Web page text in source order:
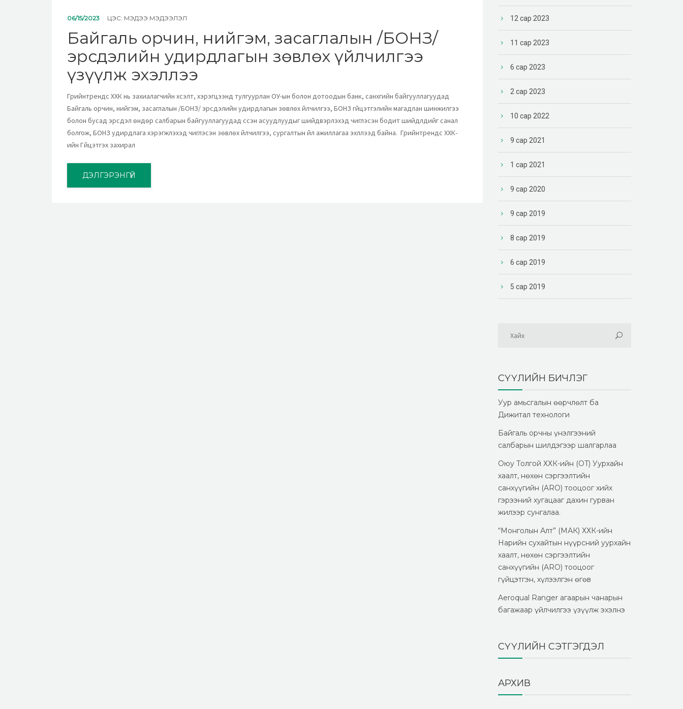
06/15/2023 ЦЭС: МЭДЭЭ МЭДЭЭЛЭЛ
Байгаль орчин, нийгэм, засаглалын /БОНЗ/
эрсдэлийн удирдлагын зөвлөх үйлчилгээ
үзүүлж эхэллээ
Грийнтрендс ХХК нь захиалагчийн хүсэлт, хэрэгцээнд тулгуурлан ОУ-ын болон дотоодын банк, санхүүгийн байгууллагуудад
Байгаль орчин, нийгэм, засаглалын /БОНЗ/ эрсдэлийн удирдлагын зөвлөх үйлчилгээ, БОНЗ гүйцэтгэлийн магадлан шинжилгээ
болон бусад эрсдэл өндөр салбарын байгууллагуудад үүссэн асуудлуудыг шийдвэрлэхэд чиглэсэн бодит шийдлүүдийг санал
болгож, БОНЗ удирдлага хэрэгжүүлэхэд чиглэсэн зөвлөх үйлчилгээ, сургалтын үйл ажиллагаа эхлүүлээд байна. Грийнтрендс ХХК-
ийн Гүйцэтгэх захирал
ДЭЛГЭРЭНГҮЙ
12 сар 2023
11 сар 2023
6 сар 2023
2 сар 2023
10 сар 2022
9 сар 2021
1 сар 2021
9 сар 2020
9 сар 2019
8 сар 2019
6 сар 2019
5 сар 2019
СҮҮЛИЙН БИЧЛЭГ
Уур амьсгалын өөрчлөлт ба
Дижитал технологи
Байгаль орчны үнэлгээний
салбарын шилдэгээр шалгарлаа
Оюу Толгой ХХК-ийн (OT) Уурхайн
хаалт, нөхөн сэргээлтийн
санхүүгийн (ARO) тооцоог хийх
гэрээний хугацааг дахин гурван
жилээр сунгалаа.
“Монголын Алт” (МАК) ХХК-ийн
Нарийн сухайтын нүүрсний уурхайн
хаалт, нөхөн сэргээлтийн
санхүүгийн (ARO) тооцоог
гүйцэтгэн, хүлээлгэн өгөв
Aeroqual Ranger агаарын чанарын
багажаар үйлчилгээ үзүүлж эхэлнэ
СҮҮЛИЙН СЭТГЭГДЭЛ
АРХИВ